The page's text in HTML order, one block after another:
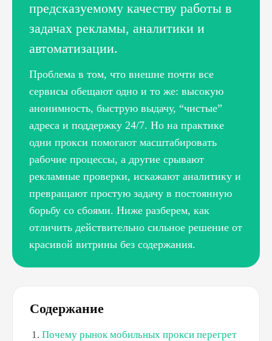
предсказуемому качеству работы в
задачах рекламы, аналитики и
автоматизации.
Проблема в том, что внешне почти все
сервисы обещают одно и то же: высокую
анонимность, быструю выдачу, “чистые”
адреса и поддержку 24/7. Но на практике
одни прокси помогают масштабировать
рабочие процессы, а другие срывают
рекламные проверки, искажают аналитику и
превращают простую задачу в постоянную
борьбу со сбоями. Ниже разберем, как
отличить действительно сильное решение от
красивой витрины без содержания.
Содержание
Почему рынок мобильных прокси перегрет